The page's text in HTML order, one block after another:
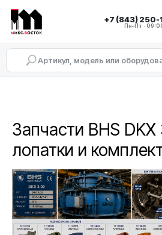
+7 (843) 250-
Пн–Пт ·
Запчасти BHS
лопатки и